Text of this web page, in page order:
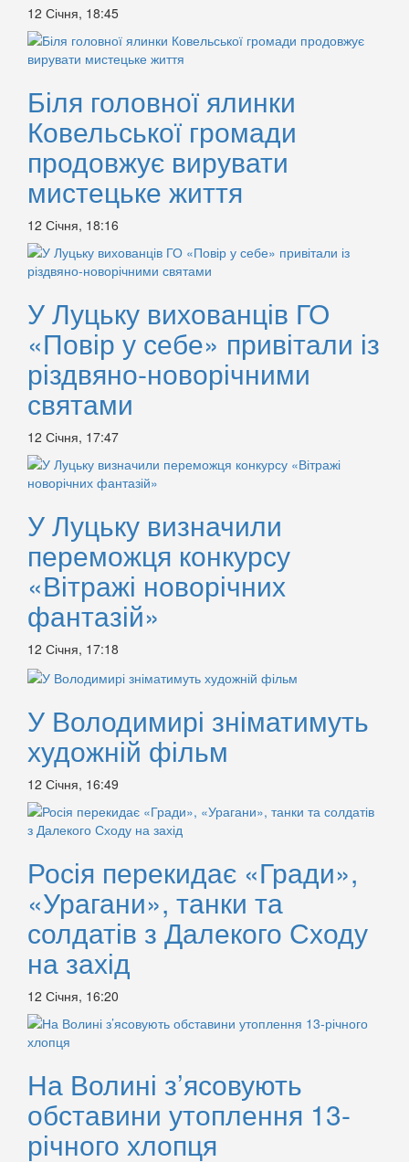
12 Січня, 18:45
Біля головної ялинки
Ковельської громади
продовжує вирувати
мистецьке життя
12 Січня, 18:16
У Луцьку вихованців ГО
«Повір у себе» привітали із
різдвяно-новорічними
святами
12 Січня, 17:47
У Луцьку визначили
переможця конкурсу
«Вітражі новорічних
фантазій»
12 Січня, 17:18
У Володимирі зніматимуть
художній фільм
12 Січня, 16:49
Росія перекидає «Гради»,
«Урагани», танки та
солдатів з Далекого Сходу
на захід
12 Січня, 16:20
На Волині з’ясовують
обставини утоплення 13-
річного хлопця